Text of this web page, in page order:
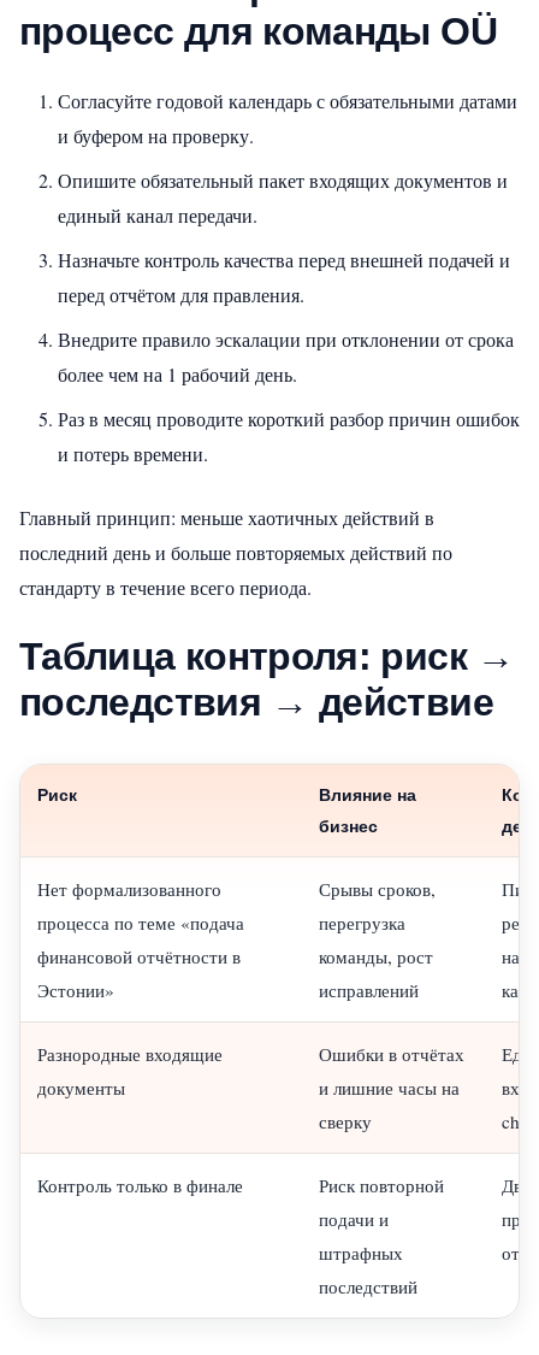
процесс для команды OÜ
Согласуйте годовой календарь с обязательными датами
и буфером на проверку.
Опишите обязательный пакет входящих документов и
единый канал передачи.
Назначьте контроль качества перед внешней подачей и
перед отчётом для правления.
Внедрите правило эскалации при отклонении от срока
более чем на 1 рабочий день.
Раз в месяц проводите короткий разбор причин ошибок
и потерь времени.
Главный принцип: меньше хаотичных действий в
последний день и больше повторяемых действий по
стандарту в течение всего периода.
Таблица контроля: риск →
последствия → действие
Риск
Влияние на
бизнес
Нет формализованного
процесса по теме «подача
финансовой отчётности в
Эстонии»
Срывы сроков,
перегрузка
команды, рост
исправлений
Разнородные входящие
документы
Ошибки в отчётах
и лишние часы на
сверку
Контроль только в финале
Риск повторной
подачи и
штрафных
последствий